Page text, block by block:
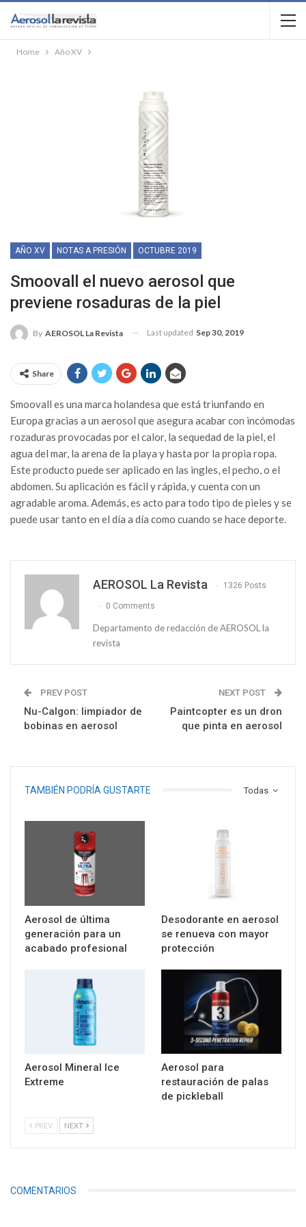
Home Año XV
AÑO XV NOTAS A PRESIÓN OCTUBRE 2019
Smoovall el nuevo aerosol que
previene rosaduras de la piel
By AEROSOL La Revista Last updated Sep 30, 2019
Share
Smoovall es una marca holandesa que está triunfando en
Europa gracias a un aerosol que asegura acabar con incómodas
rozaduras provocadas por el calor, la sequedad de la piel, el
agua del mar, la arena de la playa y hasta por la propia ropa.
Este producto puede ser aplicado en las ingles, el pecho, o el
abdomen. Su aplicación es fácil y rápida, y cuenta con un
agradable aroma. Además, es acto para todo tipo de pieles y se
puede usar tanto en el día a día como cuando se hace deporte.
AEROSOL La Revista 1326 Posts
0 Comments
Departamento de redacción de AEROSOL la
revista
PREV POST
Nu-Calgon: limpiador de
bobinas en aerosol
NEXT POST
Paintcopter es un dron
que pinta en aerosol
Todas
TAMBIÉN PODRÍA GUSTARTE
Aerosol de última
generación para un
acabado profesional
Desodorante en aerosol
se renueva con mayor
protección
Aerosol Mineral Ice
Extreme
Aerosol para
restauración de palas
de pickleball
PREV NEXT
COMENTARIOS